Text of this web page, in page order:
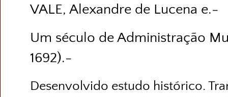
VALE, Alexandre de Lucena e.-
Um século de Administração
1692).-
Desenvolvido estudo histórico.